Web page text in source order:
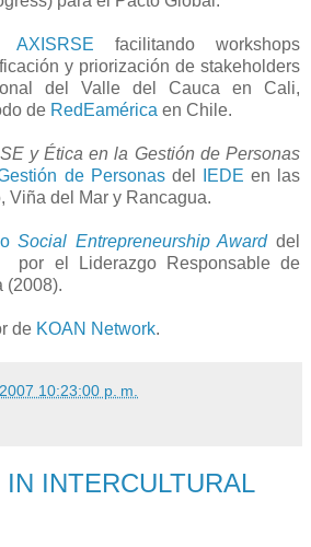
AXISRSE facilitando workshops
y priorización de stakeholders
del Valle del Cauca en Cali,
de RedEamérica en Chile.
y Ética en la Gestión de Personas
de Personasdel IEDE en las
Viña del Mar y Rancagua.
Social Entrepreneurship Award del
por el Liderazgo Responsable de
(2008).
de KOAN Network.
10:23:00 p. m.
INTERCULTURAL